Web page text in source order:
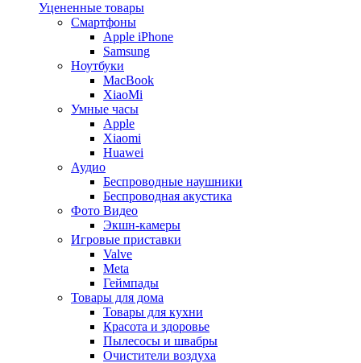
Уцененные товары
Cмартфоны
Apple iPhone
Samsung
Ноутбуки
MacBook
XiaoMi
Умные часы
Apple
Xiaomi
Huawei
Аудио
Беспроводные наушники
Беспроводная акустика
Фото Видео
Экшн-камеры
Игровые приставки
Valve
Meta
Геймпады
Товары для дома
Товары для кухни
Красота и здоровье
Пылесосы и швабры
Очистители воздуха